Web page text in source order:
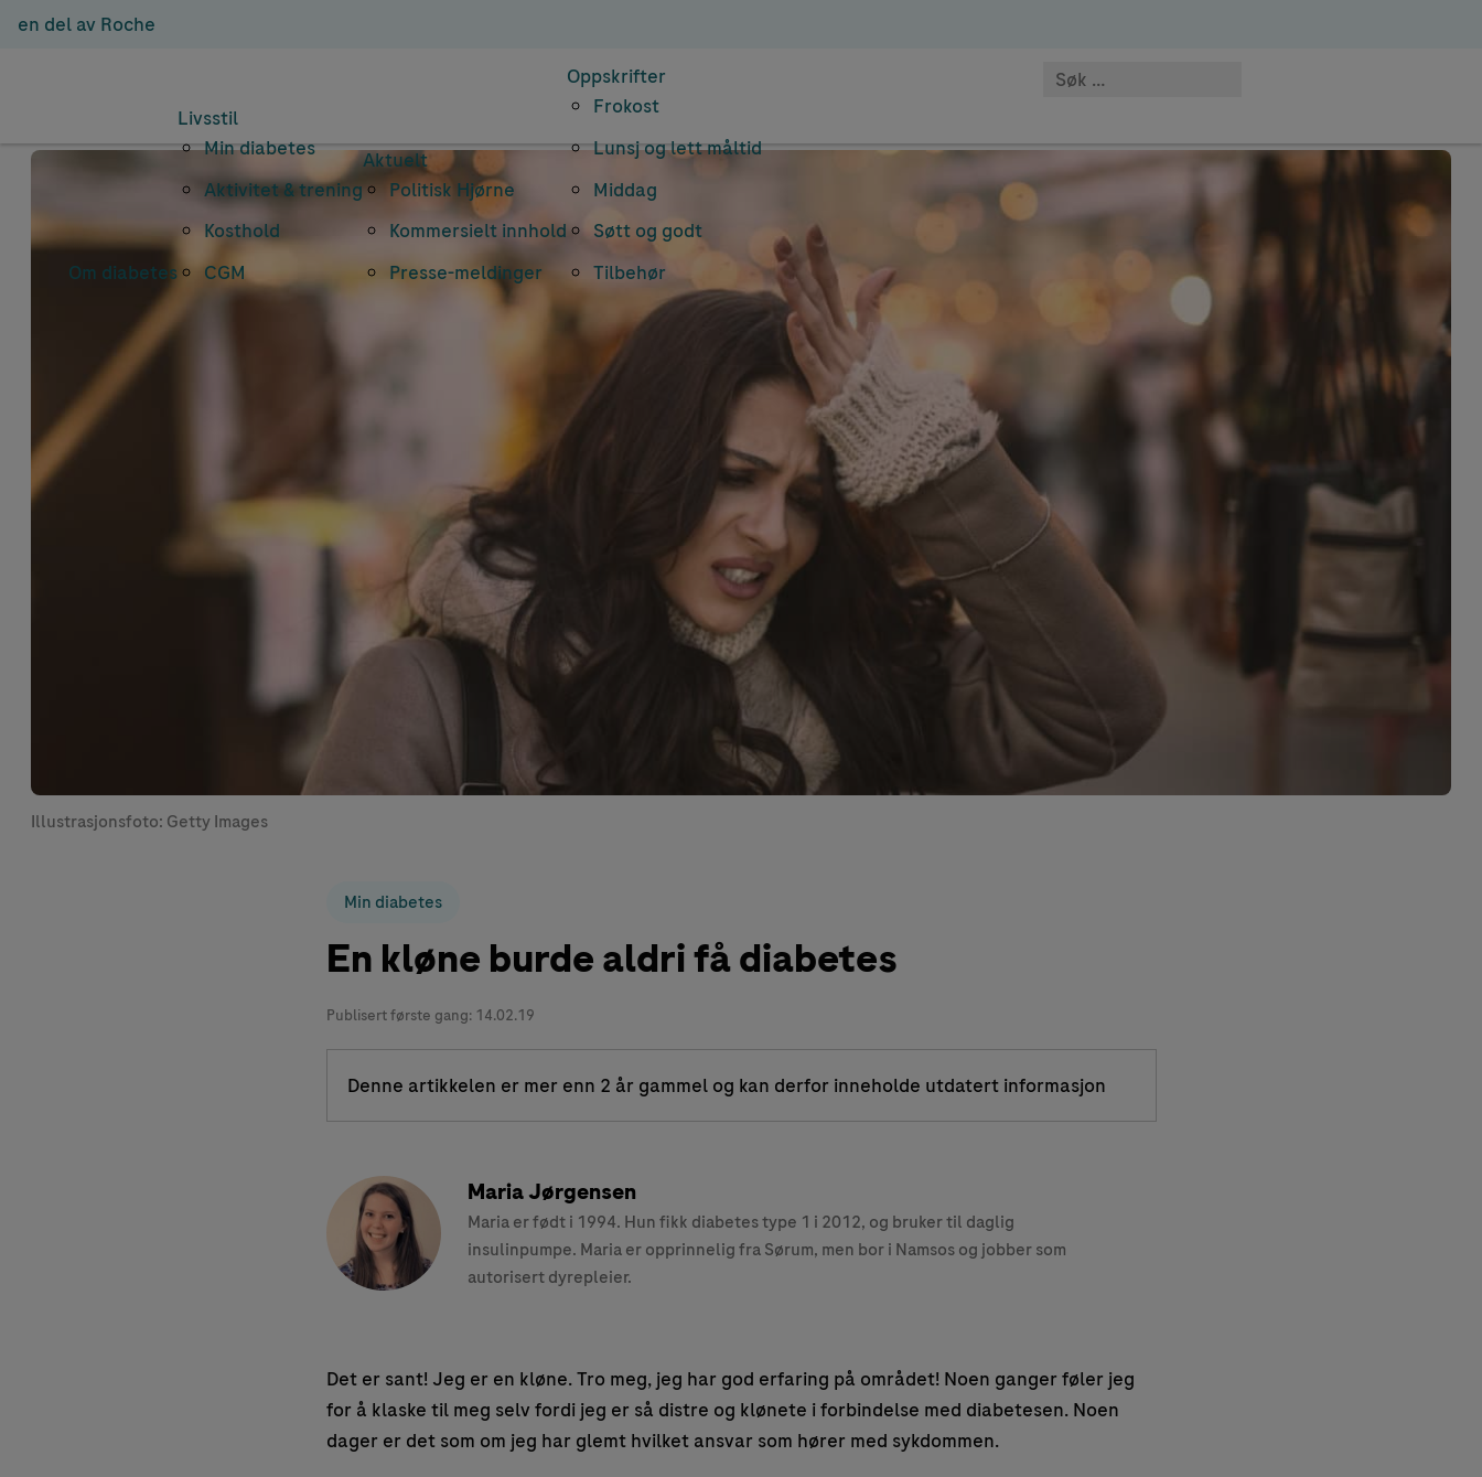
en del av Roche
Om diabetes
Livsstil
Min diabetes
Aktivitet & trening
Kosthold
CGM
Aktuelt
Politisk Hjørne
Kommersielt innhold
Presse-meldinger
Oppskrifter
Frokost
Lunsj og lett måltid
Middag
Søtt og godt
Tilbehør
Illustrasjonsfoto: Getty Images
Min diabetes
En kløne burde aldri få diabetes
Publisert første gang: 14.02.19
Denne artikkelen er mer enn 2 år gammel og kan derfor inneholde utdatert informasjon
Maria Jørgensen
Maria er født i 1994. Hun fikk diabetes type 1 i 2012, og bruker til daglig
insulinpumpe. Maria er opprinnelig fra Sørum, men bor i Namsos og jobber som
autorisert dyrepleier.
Det er sant! Jeg er en kløne. Tro meg, jeg har god erfaring på området! Noen ganger føler jeg
for å klaske til meg selv fordi jeg er så distre og klønete i forbindelse med diabetesen. Noen
dager er det som om jeg har glemt hvilket ansvar som hører med sykdommen.